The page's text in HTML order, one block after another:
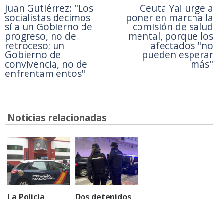
Noticia anterior:
Juan Gutiérrez: "Los
socialistas decimos
sí a un Gobierno de
progreso, no de
retroceso; un
Gobierno de
convivencia, no de
Noticia siguiente:
Ceuta Ya! urge a
poner en marcha la
comisión de salud
mental, porque los
afectados "no
pueden esperar
Noticias relacionadas